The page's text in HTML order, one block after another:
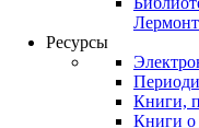
Ресурсы
Книги,
Книги о